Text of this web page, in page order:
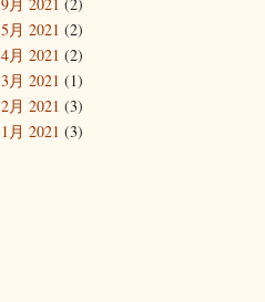
5月 2021 (2)
4月 2021 (2)
3月 2021 (1)
2月 2021 (3)
1月 2021 (3)